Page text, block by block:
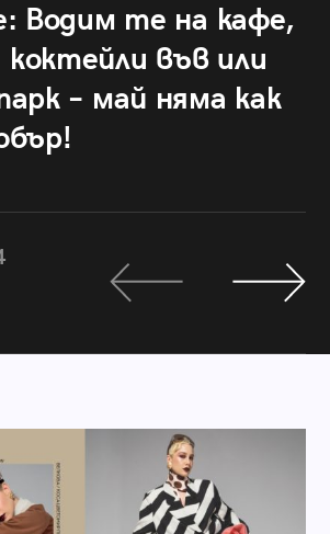
Водим те на кафе,
във или
– май няма как